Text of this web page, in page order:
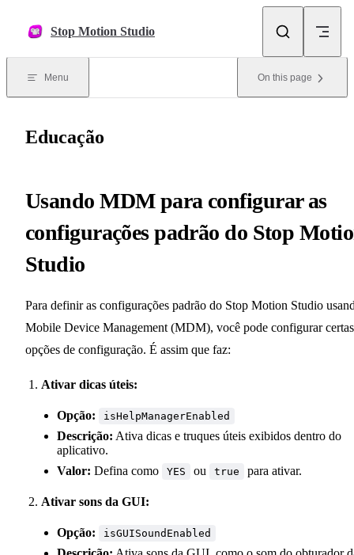
Stop Motion Studio
Menu On this page
Educação
Usando MDM para configurar as
configurações padrão do Stop
Studio
Para definir as configurações padrão do Stop Motion Studio
Mobile Device Management (MDM), você pode configurar certas
opções de configuração. É assim que faz:
Ativar dicas úteis:
Opção: isHelpManagerEnabled
Descrição: Ativa dicas e truques úteis exibidos dentro do
aplicativo.
Valor: Defina como YES ou true para ativar.
Ativar sons da GUI:
Opção: isGUISoundEnabled